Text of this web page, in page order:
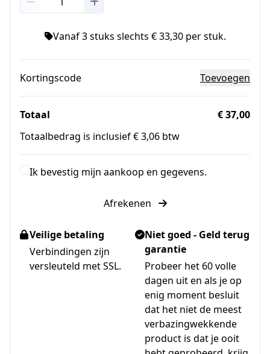
Vanaf 3 stuks slechts € 33,30 per stuk.
Kortingscode Toevoegen
Totaal
€ 37,00
Totaalbedrag is inclusief € 3,06 btw
Ik bevestig mijn aankoop en gegevens.
Afrekenen
Veilige betaling
Verbindingen zijn
versleuteld met SSL.
Niet goed - Geld terug
garantie
Probeer het 60 volle
dagen uit en als je op
enig moment besluit
dat het niet de meest
verbazingwekkende
product is dat je ooit